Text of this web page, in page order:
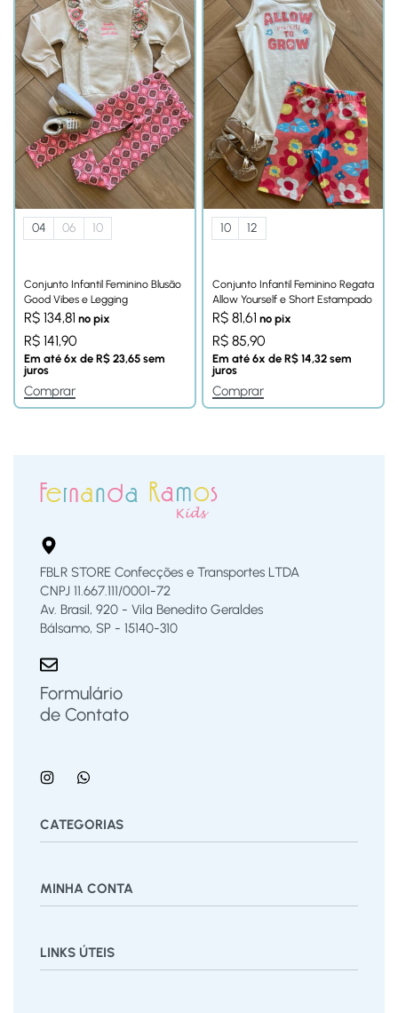
04 06 10
Conjunto Infantil Feminino Blusão
Good Vibes e Legging
R$ 134,81 no pix
R$ 141,90
Em até 6x de R$ 23,65 sem
juros
Comprar
10 12
Conjunto Infantil Feminino Regata
Allow Yourself e Short Estampado
R$ 81,61 no pix
R$ 85,90
Em até 6x de R$ 14,32 sem
juros
Comprar
FBLR STORE Confecções e Transportes LTDA
CNPJ 11.667.111/0001-72
Av. Brasil, 920 - Vila Benedito Geraldes
Bálsamo, SP - 15140-310
Formulário
de Contato
CATEGORIAS
Vestido
MINHA CONTA
Pedidos
LINKS ÚTEIS